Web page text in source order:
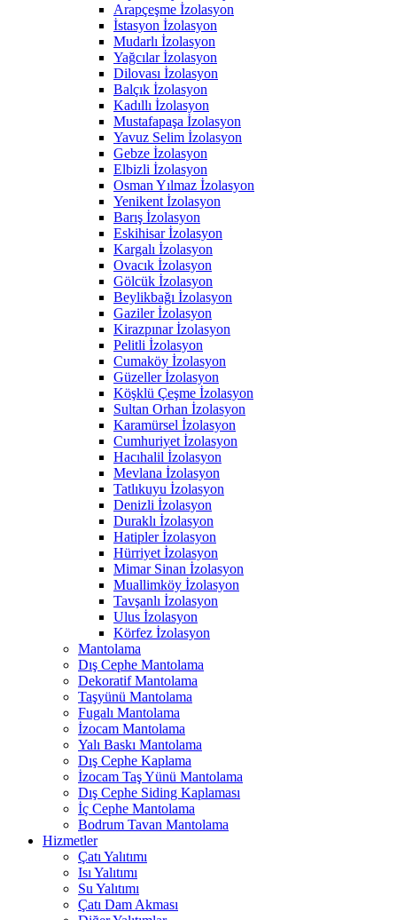
Arapçeşme İzolasyon
İstasyon İzolasyon
Mudarlı İzolasyon
Yağcılar İzolasyon
Dilovası İzolasyon
Balçık İzolasyon
Kadıllı İzolasyon
Mustafapaşa İzolasyon
Yavuz Selim İzolasyon
Gebze İzolasyon
Elbizli İzolasyon
Osman Yılmaz İzolasyon
Yenikent İzolasyon
Barış İzolasyon
Eskihisar İzolasyon
Kargalı İzolasyon
Ovacık İzolasyon
Gölcük İzolasyon
Beylikbağı İzolasyon
Gaziler İzolasyon
Kirazpınar İzolasyon
Pelitli İzolasyon
Cumaköy İzolasyon
Güzeller İzolasyon
Köşklü Çeşme İzolasyon
Sultan Orhan İzolasyon
Karamürsel İzolasyon
Cumhuriyet İzolasyon
Hacıhalil İzolasyon
Mevlana İzolasyon
Tatlıkuyu İzolasyon
Denizli İzolasyon
Duraklı İzolasyon
Hatipler İzolasyon
Hürriyet İzolasyon
Mimar Sinan İzolasyon
Muallimköy İzolasyon
Tavşanlı İzolasyon
Ulus İzolasyon
Körfez İzolasyon
Mantolama
Dış Cephe Mantolama
Dekoratif Mantolama
Taşyünü Mantolama
Fugalı Mantolama
İzocam Mantolama
Yalı Baskı Mantolama
Dış Cephe Kaplama
İzocam Taş Yünü Mantolama
Dış Cephe Siding Kaplaması
İç Cephe Mantolama
Bodrum Tavan Mantolama
Hizmetler
Çatı Yalıtımı
Isı Yalıtımı
Su Yalıtımı
Çatı Dam Akması